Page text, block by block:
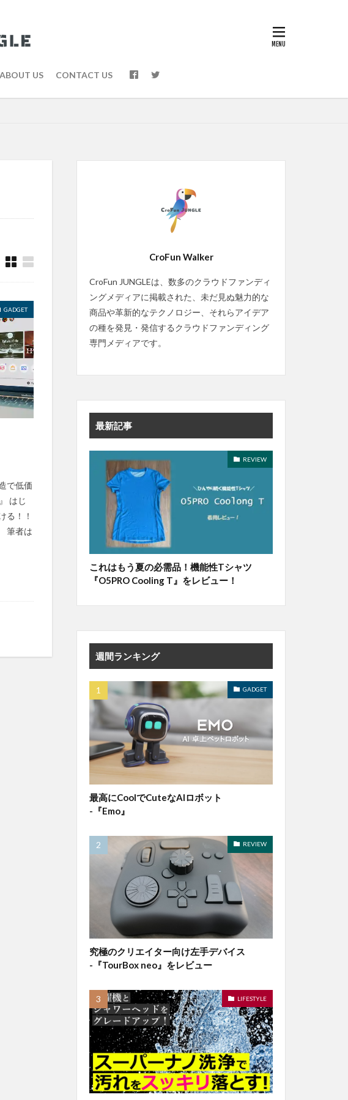
ABOUT US CONTACT US
GADGET
で低価
はじ
る！！
筆者は
CroFun Walker
CroFun JUNGLEは、数多のクラウドファンディ
ングメディアに掲載された、未だ見ぬ魅力的な
商品や革新的なテクノロジー、それらアイデア
の種を発見・発信するクラウドファンディング
専門メディアです。
最新記事
REVIEW
これはもう夏の必需品！機能性Tシャツ
『O5PRO Cooling T』をレビュー！
週間ランキング
GADGET
最高にCoolでCuteなAIロボット
-『Emo』
REVIEW
究極のクリエイター向け左手デバイス
-『TourBox neo』をレビュー
LIFESTYLE